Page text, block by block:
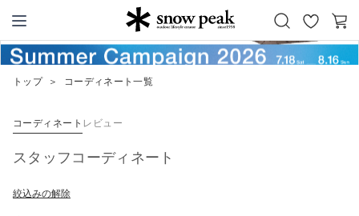
Snow Peak
お
カ
ー
トップ ＞ コーディネート一覧
コーディネート レビュー
スタッフコーディネート
絞込みの解除